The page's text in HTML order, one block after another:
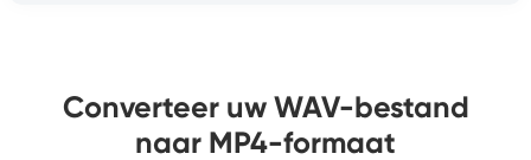
Converteer uw WAV-bestand
naar MP4-formaat